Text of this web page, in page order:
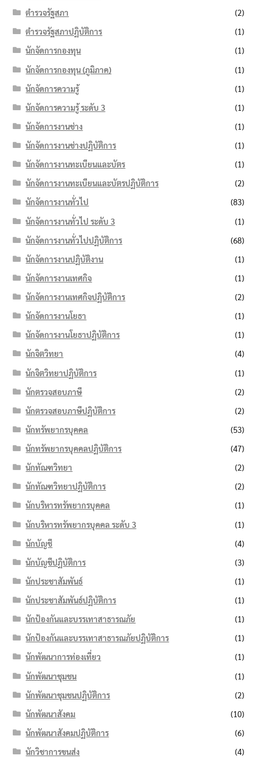
ตำรวจรัฐสภา
(2)
ตำรวจรัฐสภาปฏิบัติการ
(1)
นักจัดการกองทุน
(1)
นักจัดการกองทุน (ภูมิภาค)
(1)
นักจัดการความรู้
(1)
นักจัดการความรู้ ระดับ 3
(1)
นักจัดการงานช่าง
(1)
นักจัดการงานช่างปฏิบัติการ
(1)
นักจัดการงานทะเบียนและบัตร
(1)
นักจัดการงานทะเบียนและบัตรปฏิบัติการ
(2)
นักจัดการงานทั่วไป
(83)
นักจัดการงานทั่วไป ระดับ 3
(1)
นักจัดการงานทั่วไปปฏิบัติการ
(68)
นักจัดการงานปฏิบัติงาน
(1)
นักจัดการงานเทศกิจ
(1)
นักจัดการงานเทศกิจปฏิบัติการ
(2)
นักจัดการงานโยธา
(1)
นักจัดการงานโยธาปฏิบัติการ
(1)
นักจิตวิทยา
(4)
นักจิตวิทยาปฏิบัติการ
(1)
นักตรวจสอบภาษี
(2)
นักตรวจสอบภาษีปฏิบัติการ
(2)
นักทรัพยากรบุคคล
(53)
นักทรัพยากรบุคคลปฏิบัติการ
(47)
นักทัณฑวิทยา
(2)
นักทัณฑวิทยาปฏิบัติการ
(2)
นักบริหารทรัพยากรบุคคล
(1)
นักบริหารทรัพยากรบุคคล ระดับ 3
(1)
นักบัญชี
(4)
นักบัญชีปฏิบัติการ
(3)
นักประชาสัมพันธ์
(1)
นักประชาสัมพันธ์ปฏิบัติการ
(1)
นักป้องกันและบรรเทาสาธารณภัย
(1)
นักป้องกันและบรรเทาสาธารณภัยปฏิบัติการ
(1)
นักพัฒนาการท่องเที่ยว
(1)
นักพัฒนาชุมชน
(1)
นักพัฒนาชุมชนปฏิบัติการ
(2)
นักพัฒนาสังคม
(10)
นักพัฒนาสังคมปฏิบัติการ
(6)
นักวิชาการขนส่ง
(4)